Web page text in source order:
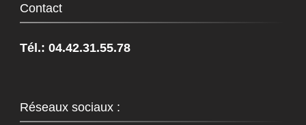
Contact
Tél.: 04.42.31.55.78
Réseaux sociaux :